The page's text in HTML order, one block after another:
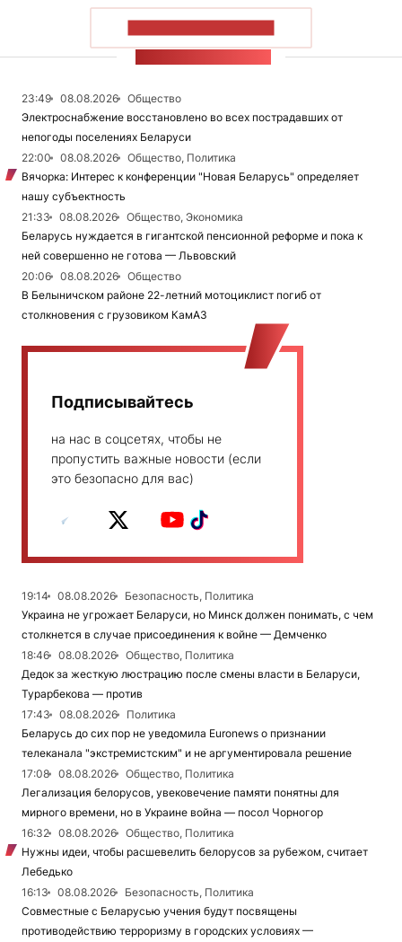
23:49 08.08.2026
Общество
Электроснабжение восстановлено во всех пострадавших от
непогоды поселениях Беларуси
22:00
08.08.2026
Общество, Политика
Вячорка: Интерес к конференции "Новая Беларусь" определяет
нашу субъектность
21:33
08.08.2026
Общество, Экономика
Беларусь нуждается в гигантской пенсионной реформе и пока к
ней совершенно не готова — Львовский
20:06
08.08.2026
Общество
В Белыничском районе 22-летний мотоциклист погиб от
столкновения с грузовиком КамАЗ
Подписывайтесь
на нас в соцсетях, чтобы не
пропустить важные новости (если
это безопасно для вас)
19:14 08.08.2026
Безопасность, Политика
Украина не угрожает Беларуси, но Минск должен понимать, с чем
столкнется в случае присоединения к войне — Демченко
18:46
08.08.2026
Общество, Политика
Дедок за жесткую люстрацию после смены власти в Беларуси,
Турарбекова — против
17:43
08.08.2026
Политика
Беларусь до сих пор не уведомила Euronews о признании
телеканала "экстремистским" и не аргументировала решение
17:08
08.08.2026
Общество, Политика
Легализация белорусов, увековечение памяти понятны для
мирного времени, но в Украине война — посол Чорногор
16:32
08.08.2026
Общество, Политика
Нужны идеи, чтобы расшевелить белорусов за рубежом, считает
Лебедько
16:13
08.08.2026
Безопасность, Политика
Совместные с Беларусью учения будут посвящены
противодействию терроризму в городских условиях —